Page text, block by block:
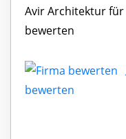
Avir Architektur für
bewerten
bewerten